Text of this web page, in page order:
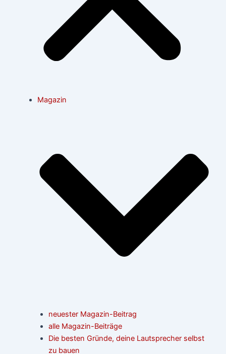
Magazin
neuester Magazin-Beitrag
alle Magazin-Beiträge
Die besten Gründe, deine Lautsprecher selbst
zu bauen